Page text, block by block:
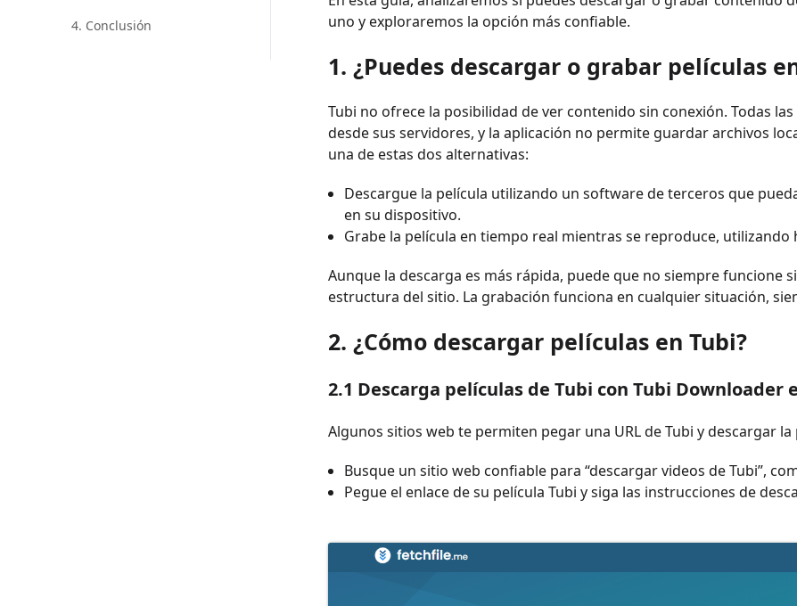
4. Conclusión
uno y exploraremos la opción más confiable.
1. ¿Puedes descargar o grabar películas
Tubi no ofrece la posibilidad de ver contenido sin conexión. Todas
desde sus servidores, y la aplicación no permite guardar archivos
una de estas dos alternativas:
Descargue la película utilizando un software de terceros que
en su dispositivo.
Grabe la película en tiempo real mientras se reproduce,
Aunque la descarga es más rápida, puede que no siempre funcione
estructura del sitio. La grabación funciona en cualquier situación,
2. ¿Cómo descargar películas en Tubi?
2.1 Descarga películas de Tubi con Tubi Downloader
Algunos sitios web te permiten pegar una URL de Tubi y descargar
Busque un sitio web confiable para “descargar videos de Tubi”,
Pegue el enlace de su película Tubi y siga las instrucciones de